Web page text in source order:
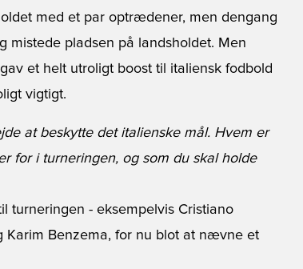
med et par optrædener, men dengang
mistede pladsen på landsholdet. Men
et helt utroligt boost til italiensk fodbold
vigtigt.
at beskytte det italienske mål. Hvem er
for i turneringen, og som du skal holde
turneringen - eksempelvis Cristiano
Karim Benzema, for nu blot at nævne et